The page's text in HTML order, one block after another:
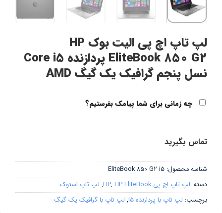
لپ تاپ اچ پی الیت بوک HP
EliteBook 850 G2 پردازنده Core i5
نسل پنجم گرافیک یک گیگ AMD
چه زمانی برای شما پیامک بفرستیم؟
تماس بگیرید
شناسه محصول: EliteBook 850 G2 i5
دسته: لپ تاپ اچ پی HP , HP EliteBook
, لپ تاپ استوک
برچسب: لپ تاپ با پردازنده i5 , لپ تاپ با گرافیک یک گیگ